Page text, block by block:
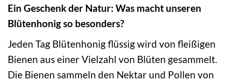
Ein Geschenk der Natur: Was macht unseren
Blütenhonig so besonders?
Jeden Tag Blütenhonig flüssig wird von fleißigen
Bienen aus einer Vielzahl von Blüten gesammelt.
Die Bienen sammeln den Nektar und Pollen von